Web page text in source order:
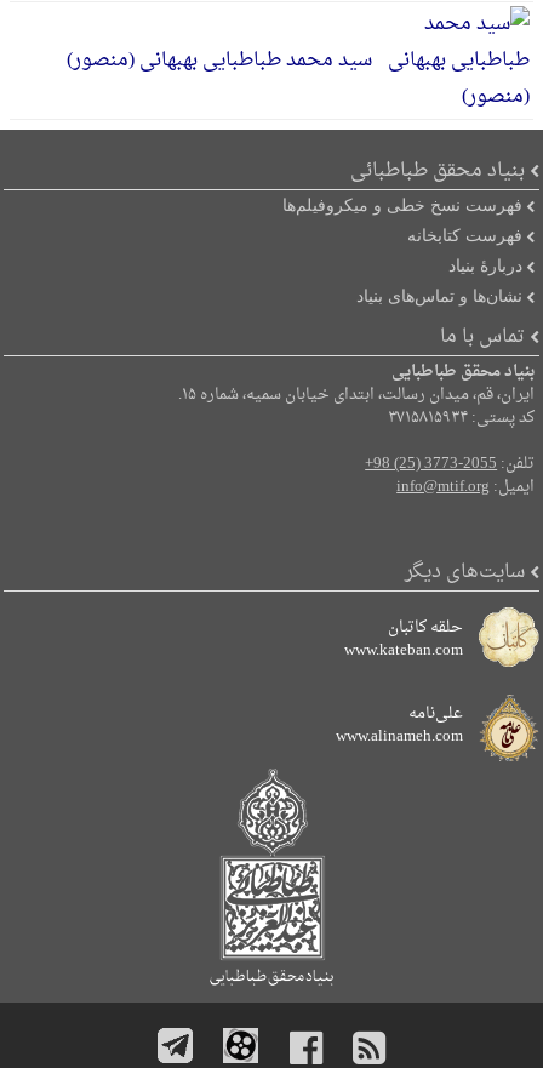
سید محمد طباطبایی بهبهانی (منصور)
بنیاد محقق طباطبائی
فهرست نسخ خطی و میکروفیلم‌ها
فهرست کتابخانه
دربارۀ بنیاد
نشان‌ها و تماس‌های بنیاد
تماس با ما
بنیاد محقق طباطبایی
ایران، قم، میدان رسالت، ابتدای خیابان سمیه، شماره ۱۵.
کد پستی: ۳۷۱۵۸۱۵۹۳۴
تلفن:+98 (25) 3773-2055
ایمیل:info@mtif.org
سایت‌های دیگر
حلقه کاتبان
www.kateban.com
علی‌نامه
www.alinameh.com